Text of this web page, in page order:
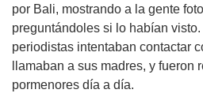
por Bali, mostrando a la gente
preguntándoles si lo habían visto.
periodistas intentaban contactar
llamaban a sus madres, y
pormenores día a día.